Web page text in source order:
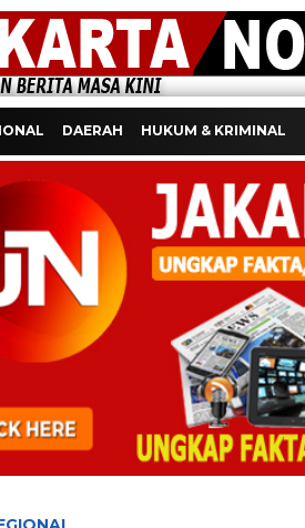
DAERAH HUKUM & KRIMINAL